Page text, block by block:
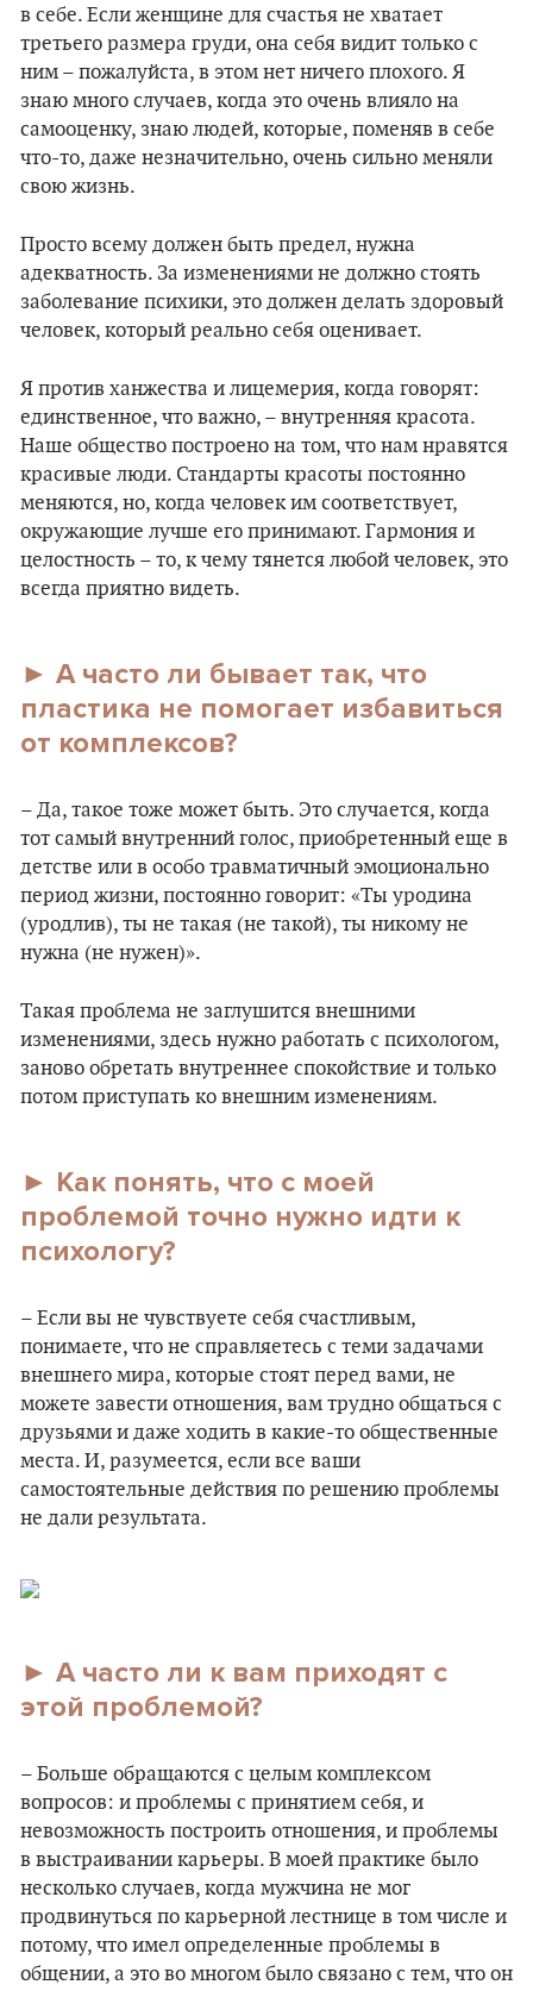
в себе. Если женщине для счастья не хватает
третьего размера груди, она себя видит только с
ним – пожалуйста, в этом нет ничего плохого. Я
знаю много случаев, когда это очень влияло на
самооценку, знаю людей, которые, поменяв в себе
что-то, даже незначительно, очень сильно меняли
свою жизнь.
Просто всему должен быть предел, нужна
адекватность. За изменениями не должно стоять
заболевание психики, это должен делать здоровый
человек, который реально себя оценивает.
Я против ханжества и лицемерия, когда говорят:
единственное, что важно, – внутренняя красота.
Наше общество построено на том, что нам нравятся
красивые люди. Стандарты красоты постоянно
меняются, но, когда человек им соответствует,
окружающие лучше его принимают. Гармония и
целостность – то, к чему тянется любой человек, это
всегда приятно видеть.
► А часто ли бывает так, что
пластика не помогает избавиться
от комплексов?
– Да, такое тоже может быть. Это случается, когда
тот самый внутренний голос, приобретенный еще в
детстве или в особо травматичный эмоционально
период жизни, постоянно говорит: «Ты уродина
(уродлив), ты не такая (не такой), ты никому не
нужна (не нужен)».
Такая проблема не заглушится внешними
изменениями, здесь нужно работать с психологом,
заново обретать внутреннее спокойствие и только
потом приступать ко внешним изменениям.
► Как понять, что с моей
проблемой точно нужно идти к
психологу?
– Если вы не чувствуете себя счастливым,
понимаете, что не справляетесь с теми задачами
внешнего мира, которые стоят перед вами, не
можете завести отношения, вам трудно общаться с
друзьями и даже ходить в какие-то общественные
места. И, разумеется, если все ваши
самостоятельные действия по решению проблемы
не дали результата.
► А часто ли к вам приходят с
этой проблемой?
– Больше обращаются с целым комплексом
вопросов: и проблемы с принятием себя, и
невозможность построить отношения, и проблемы
в выстраивании карьеры. В моей практике было
несколько случаев, когда мужчина не мог
продвинуться по карьерной лестнице в том числе и
потому, что имел определенные проблемы в
общении, а это во многом было связано с тем, что он